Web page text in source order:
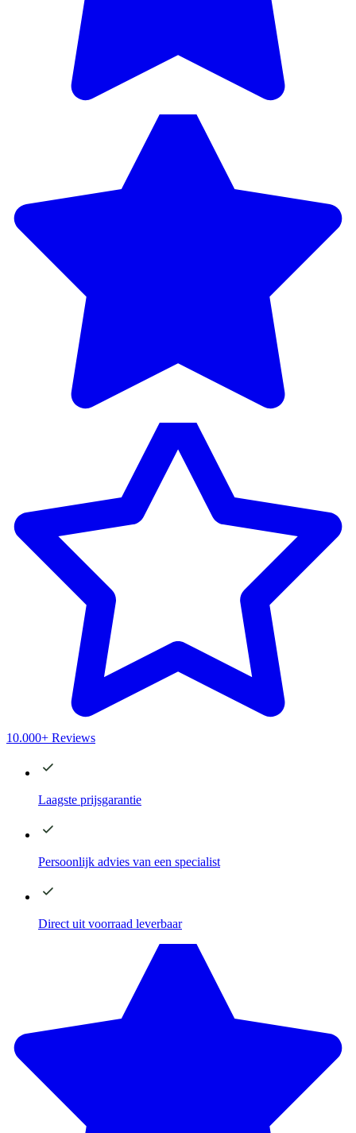
10.000+ Reviews
Laagste prijsgarantie
Persoonlijk advies van een specialist
Direct uit voorraad leverbaar